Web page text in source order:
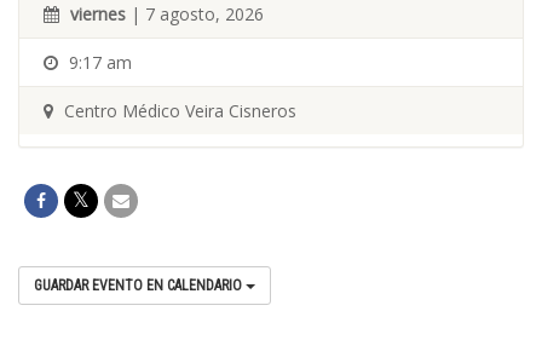
viernes | 7 agosto, 2026
9:17 am
Centro Médico Veira Cisneros
GUARDAR EVENTO EN CALENDARIO